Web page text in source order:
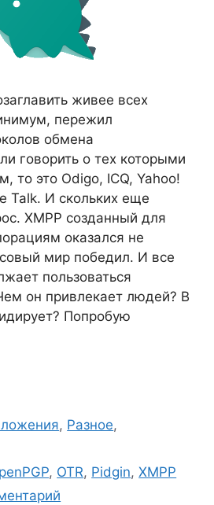
живее всех
пережил
обмена
говорить о тех которыми
то это Odigo, ICQ, Yahoo!
Talk. И скольких еще
XMPP созданный для
оказался не
мир победил. И все
пользоваться
он привлекает людей? В
Попробую
, Разное,
, OTR, Pidgin,XMPP